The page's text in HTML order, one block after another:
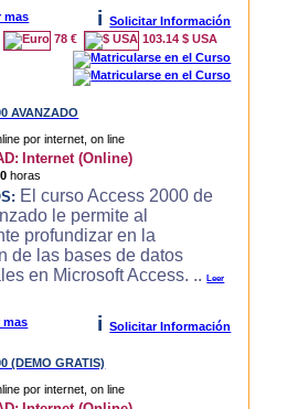
mas i
Solicitar Información
78 € 103.14 $ USA
AVANZADO
Internet (Online)
horas
El curso Access 2000 de
le permite al
profundizar en la
de las bases de datos
en Microsoft Access. ..Leer
mas i Solicitar Información
(DEMO GRATIS)